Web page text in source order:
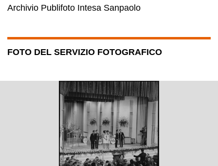
Archivio Publifoto Intesa Sanpaolo
FOTO DEL SERVIZIO FOTOGRAFICO